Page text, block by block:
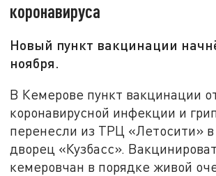
коронавируса
Новый пункт вакцинации
ноября.
В Кемерове пункт вакцинации
коронавирусной инфекции и
перенесли из ТРЦ «Летосити»
дворец «Кузбасс».
кемеровчан в порядке живой